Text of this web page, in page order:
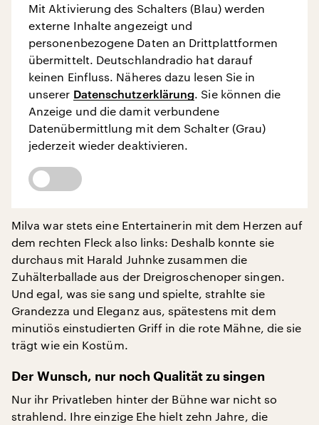
Mit Aktivierung des Schalters (Blau) werden
externe Inhalte angezeigt und
personenbezogene Daten an Drittplattformen
übermittelt. Deutschlandradio hat darauf
keinen Einfluss. Näheres dazu lesen Sie in
unserer Datenschutzerklärung. Sie können die
Anzeige und die damit verbundene
Datenübermittlung mit dem Schalter (Grau)
jederzeit wieder deaktivieren.
Milva war stets eine Entertainerin mit dem Herzen auf
dem rechten Fleck also links: Deshalb konnte sie
durchaus mit Harald Juhnke zusammen die
Zuhälterballade aus der Dreigroschenoper singen.
Und egal, was sie sang und spielte, strahlte sie
Grandezza und Eleganz aus, spätestens mit dem
minutiös einstudierten Griff in die rote Mähne, die sie
trägt wie ein Kostüm.
Der Wunsch, nur noch Qualität zu singen
Nur ihr Privatleben hinter der Bühne war nicht so
strahlend. Ihre einzige Ehe hielt zehn Jahre, die